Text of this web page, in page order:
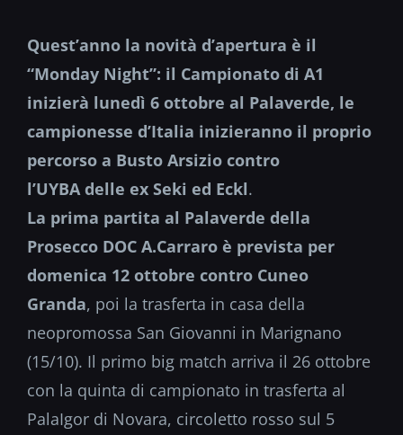
Quest’anno la novità d’apertura è il
“Monday Night”: il Campionato di A1
inizierà lunedì 6 ottobre al Palaverde, le
campionesse d’Italia inizieranno il proprio
percorso a Busto Arsizio contro
l’UYBA delle ex Seki ed Eckl.
La prima partita al Palaverde della
Prosecco DOC A.Carraro è prevista per
domenica 12 ottobre contro Cuneo
Granda, poi la trasferta in casa della
neopromossa San Giovanni in Marignano
(15/10). Il primo big match arriva il 26 ottobre
con la quinta di campionato in trasferta al
PalaIgor di Novara, circoletto rosso sul 5